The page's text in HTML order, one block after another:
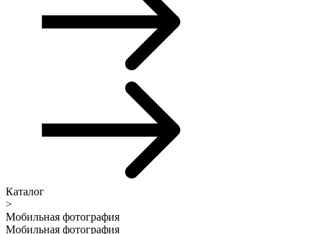
Каталог
>
Мобильная фотография
Мобильная фотография